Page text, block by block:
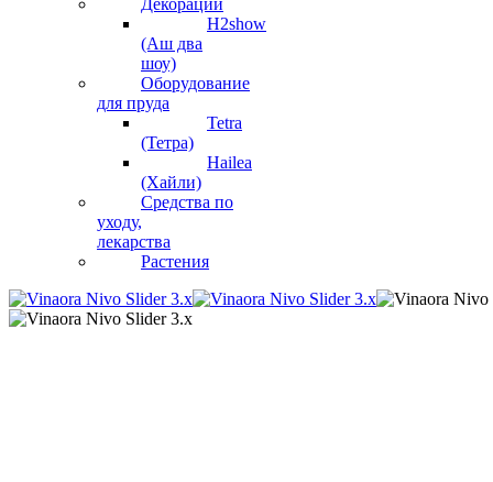
Декорации
H2show
(Аш два
шоу)
Оборудование
для пруда
Tetra
(Тетра)
Hailea
(Хайли)
Средства по
уходу,
лекарства
Растения